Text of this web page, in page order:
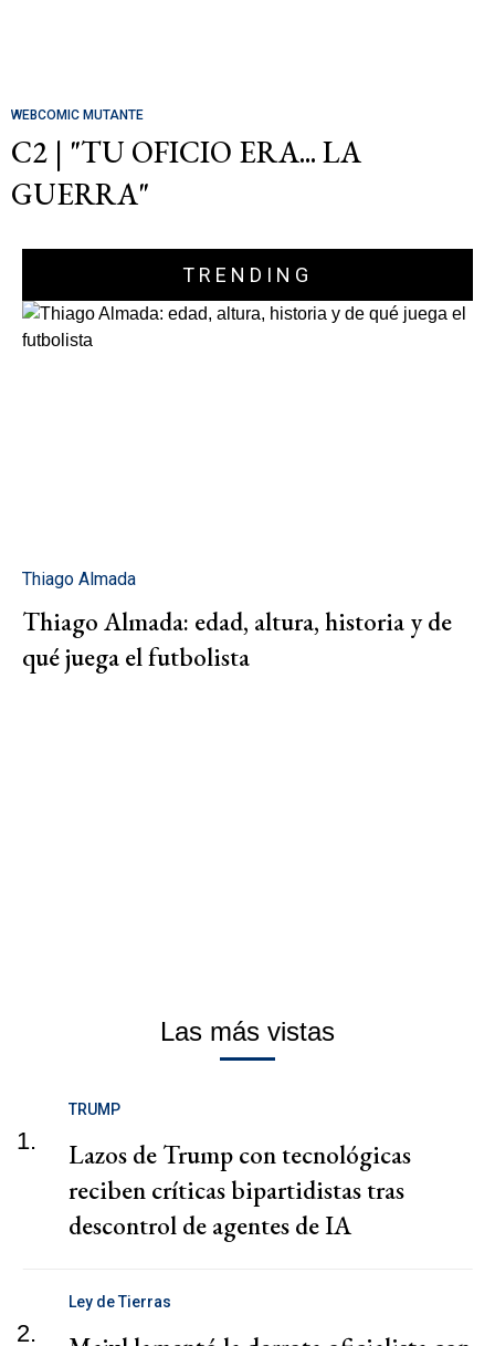
WEBCOMIC MUTANTE
C2 | "TU OFICIO ERA... LA
GUERRA"
TRENDING
Thiago Almada
Thiago Almada: edad, altura, historia y de
qué juega el futbolista
Las más vistas
1.
TRUMP
Lazos de Trump con tecnológicas
reciben críticas bipartidistas tras
descontrol de agentes de IA
2.
Ley de Tierras